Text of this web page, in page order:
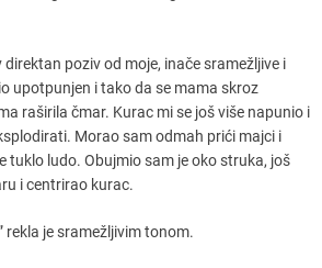
poziv od moje, inače sramežljive i
upotpunjen i tako da se mama skroz
raširila čmar. Kurac mi se još više napunio i
Morao sam odmah prići majci i
tuklo ludo. Obujmio sam je oko struka, još
i centrirao kurac.
rekla je sramežljivim tonom.